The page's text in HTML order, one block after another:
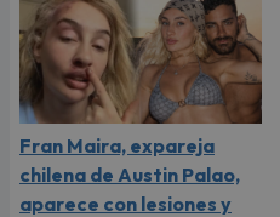
Fran Maira, expareja
chilena de Austin Palao,
aparece con lesiones y